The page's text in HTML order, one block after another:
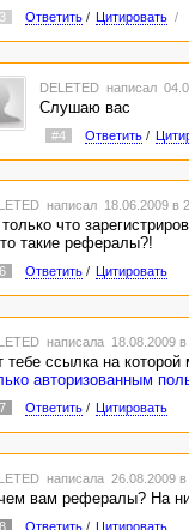
Ответить/ Цитировать /
DELETED написал
Слушаю вас
#4 Ответить/
написал 18.06.2009 в
что
такие рефералы?!
Ответить/ Цитировать
написала 18.08.2009 в
тебе ссылка на
авторизованным
Ответить/ Цитировать
написала 26.08.2009 в
вам рефералы? На
Ответить/ Цитировать